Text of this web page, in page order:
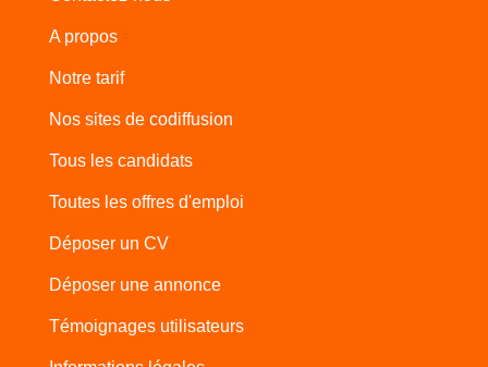
A propos
Notre tarif
Nos sites de codiffusion
Tous les candidats
Toutes les offres d'emploi
Déposer un CV
Déposer une annonce
Témoignages utilisateurs